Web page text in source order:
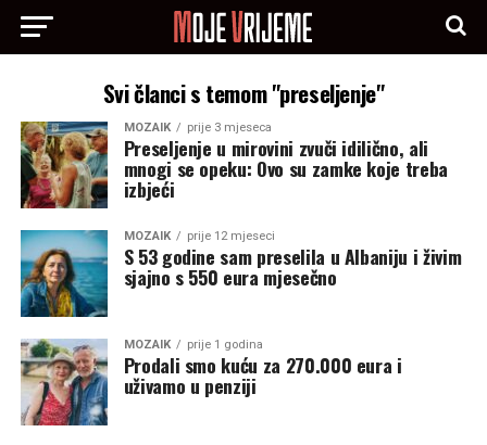
Svi članci s temom "preseljenje"
MOZAIK prije 3 mjeseca
Preseljenje u mirovini zvuči idilično, ali
mnogi se opeku: Ovo su zamke koje treba
izbjeći
MOZAIK prije 12 mjeseci
S 53 godine sam preselila u Albaniju i živim
sjajno s 550 eura mjesečno
MOZAIK prije 1 godina
Prodali smo kuću za 270.000 eura i
uživamo u penziji